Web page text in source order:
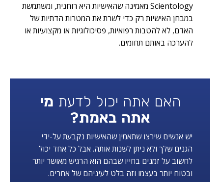
Scientology מאמינה שהאישיות היא רוחנית, ומשתמשת
במבחן האישיות רק כדי לשרת את המטרות הדתיות של
האדם, לא להטבות רפואיות, פסיכולוגיות או מקצועיות או
להערכה באותם תחומים.
האם אתה יכול לדעת מי
אתה באמת?
יש אנשים שירצו שתאמין שהאישיות נקבעת על-ידי
הגנים שלך ולא ניתן לשנות אותה. אבל כל אחד יכול
לחשוב על זמנים בחייו שבהם הוא הרגיש מאושר יותר
ובטוח יותר בעצמו וזה בלט לעיניהם של אחרים.